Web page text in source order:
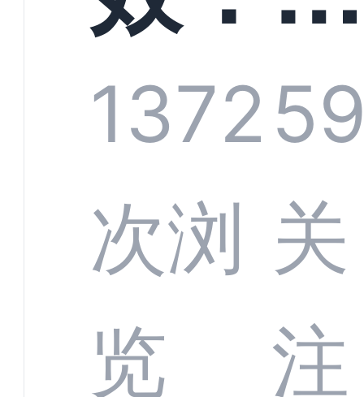
技何以
定义行
业标
螂科技
CRM
何助力
1372
次浏
览
关
注